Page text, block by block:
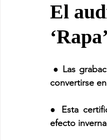
El
● Las
convertirse
● Esta
efecto